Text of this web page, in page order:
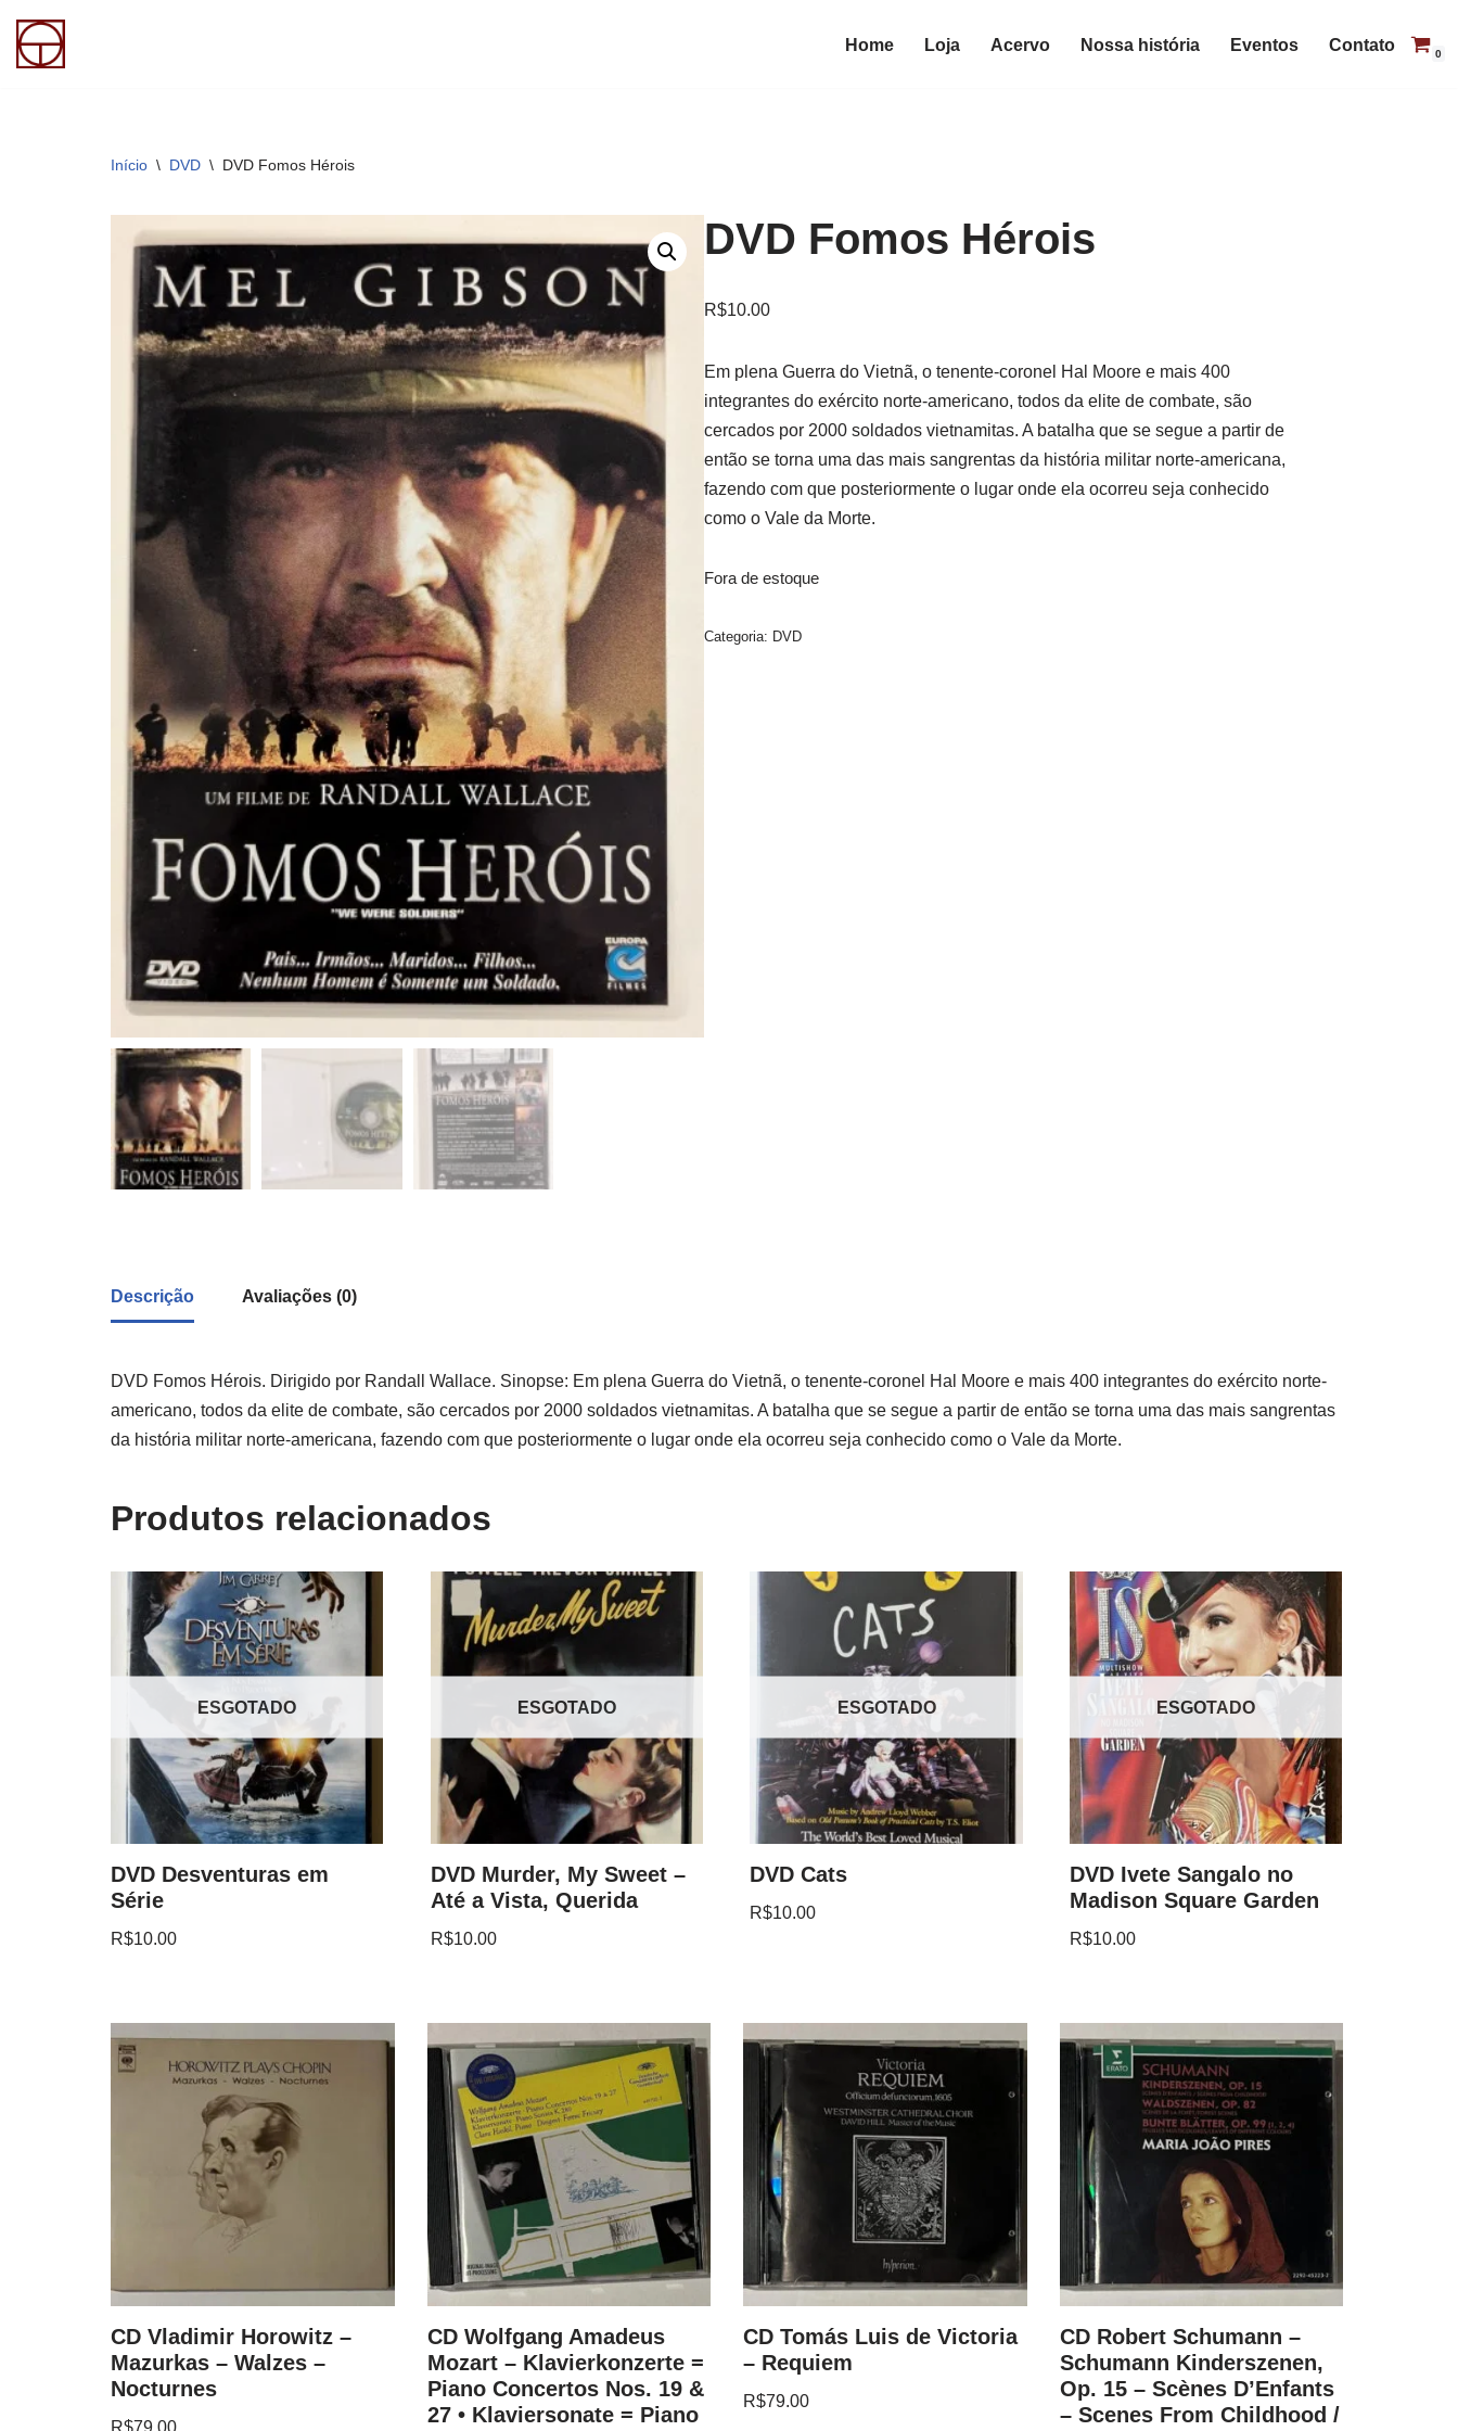
Pular
Home Loja Acervo Nossa história Eventos Contato 0
Início \ DVD \ DVD Fomos Hérois
DVD Fomos Hérois
R$10.00
Em plena Guerra do Vietnã, o tenente-coronel Hal Moore e mais 400
integrantes do exército norte-americano, todos da elite de combate, são
cercados por 2000 soldados vietnamitas. A batalha que se segue a partir de
então se torna uma das mais sangrentas da história militar norte-americana,
fazendo com que posteriormente o lugar onde ela ocorreu seja conhecido
como o Vale da Morte.
Fora de estoque
Categoria: DVD
Descrição Avaliações (0)
DVD Fomos Hérois. Dirigido por Randall Wallace. Sinopse: Em plena Guerra do Vietnã, o tenente-coronel Hal Moore e mais 400 integrantes do exército norte-
americano, todos da elite de combate, são cercados por 2000 soldados vietnamitas. A batalha que se segue a partir de então se torna uma das mais sangrentas
da história militar norte-americana, fazendo com que posteriormente o lugar onde ela ocorreu seja conhecido como o Vale da Morte.
Produtos relacionados
ESGOTADO
DVD Desventuras em
Série
R$10.00
ESGOTADO
DVD Murder, My Sweet –
Até a Vista, Querida
R$10.00
ESGOTADO
DVD Cats
R$10.00
ESGOTADO
DVD Ivete Sangalo no
Madison Square Garden
R$10.00
CD Vladimir Horowitz –
Mazurkas – Walzes –
Nocturnes
CD Wolfgang Amadeus
Mozart – Klavierkonzerte =
Piano Concertos Nos. 19 &
27 • Klaviersonate = Piano
CD Tomás Luis de Victoria
– Requiem
R$79.00
CD Robert Schumann –
Schumann Kinderszenen,
Op. 15 – Scènes D’Enfants
– Scenes From Childhood /